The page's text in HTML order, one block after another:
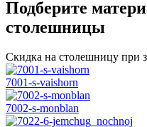
Подберите
столешницы
Скидка на столешницу при
7001-s-vaishorn
7002-s-monblan